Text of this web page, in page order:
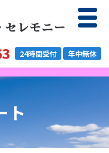
24時間受付 年中無休
ト